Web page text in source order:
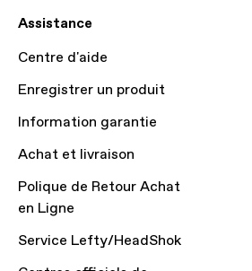
Assistance
Centre d'aide
Enregistrer un produit
Information garantie
Achat et livraison
Polique de Retour Achat
en Ligne
Service Lefty/HeadShok